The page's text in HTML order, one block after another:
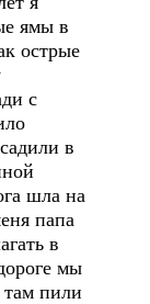
ямы в
острые
с
в
шла на
папа
в
мы
пили